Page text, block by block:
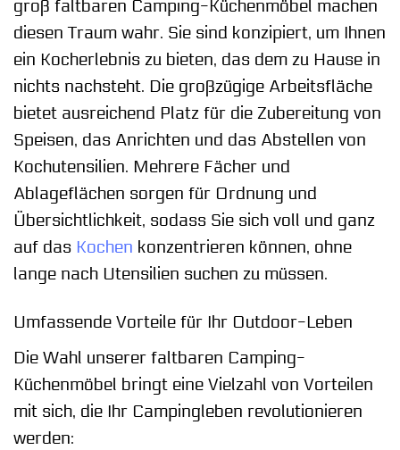
groß faltbaren Camping-Küchenmöbel machen
diesen Traum wahr. Sie sind konzipiert, um Ihnen
ein Kocherlebnis zu bieten, das dem zu Hause in
nichts nachsteht. Die großzügige Arbeitsfläche
bietet ausreichend Platz für die Zubereitung von
Speisen, das Anrichten und das Abstellen von
Kochutensilien. Mehrere Fächer und
Ablageflächen sorgen für Ordnung und
Übersichtlichkeit, sodass Sie sich voll und ganz
auf das Kochen konzentrieren können, ohne
lange nach Utensilien suchen zu müssen.
Umfassende Vorteile für Ihr Outdoor-Leben
Die Wahl unserer faltbaren Camping-
Küchenmöbel bringt eine Vielzahl von Vorteilen
mit sich, die Ihr Campingleben revolutionieren
werden: